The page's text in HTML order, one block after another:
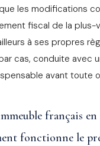
les modifications
fiscal de la plus-
à ses propres
cas, conduite avec
avant toute
français
fonctionne le